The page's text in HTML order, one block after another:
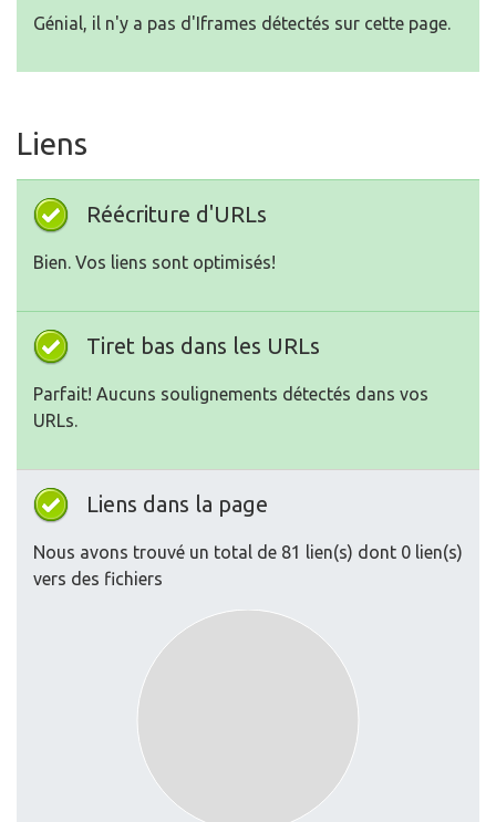
Génial, il n'y a pas d'Iframes détectés sur cette page.
Liens
Réécriture d'URLs
Bien. Vos liens sont optimisés!
Tiret bas dans les URLs
Parfait! Aucuns soulignements détectés dans vos
URLs.
Liens dans la page
Nous avons trouvé un total de 81 lien(s) dont 0 lien(s)
vers des fichiers